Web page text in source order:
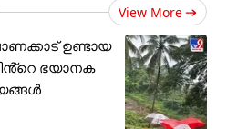
View More
ഉണ്ടായ
ഭയാനക